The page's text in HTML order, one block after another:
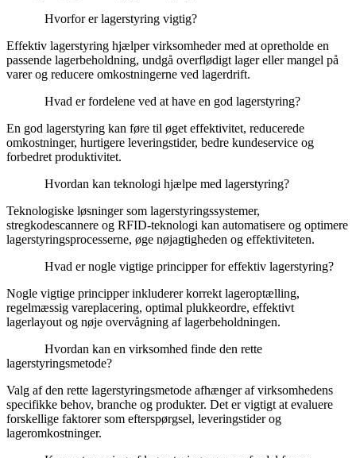
Hvorfor er lagerstyring vigtig?
Effektiv lagerstyring hjælper virksomheder med at opretholde en
passende lagerbeholdning, undgå overflødigt lager eller mangel på
varer og reducere omkostningerne ved lagerdrift.
Hvad er fordelene ved at have en god lagerstyring?
En god lagerstyring kan føre til øget effektivitet, reducerede
omkostninger, hurtigere leveringstider, bedre kundeservice og
forbedret produktivitet.
Hvordan kan teknologi hjælpe med lagerstyring?
Teknologiske løsninger som lagerstyringssystemer,
stregkodescannere og RFID-teknologi kan automatisere og optimere
lagerstyringsprocesserne, øge nøjagtigheden og effektiviteten.
Hvad er nogle vigtige principper for effektiv lagerstyring?
Nogle vigtige principper inkluderer korrekt lageroptælling,
regelmæssig vareplacering, optimal plukkeordre, effektivt
lagerlayout og nøje overvågning af lagerbeholdningen.
Hvordan kan en virksomhed finde den rette
lagerstyringsmetode?
Valg af den rette lagerstyringsmetode afhænger af virksomhedens
specifikke behov, branche og produkter. Det er vigtigt at evaluere
forskellige faktorer som efterspørgsel, leveringstider og
lageromkostninger.